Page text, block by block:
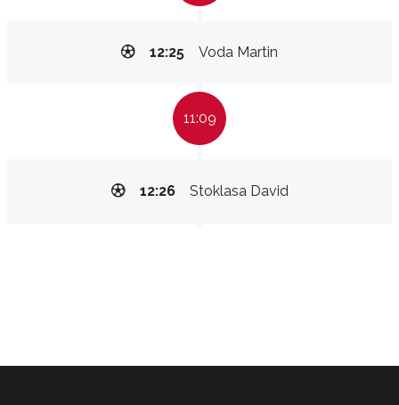
Voda Martin
12:25
11:09
Stoklasa David
12:26